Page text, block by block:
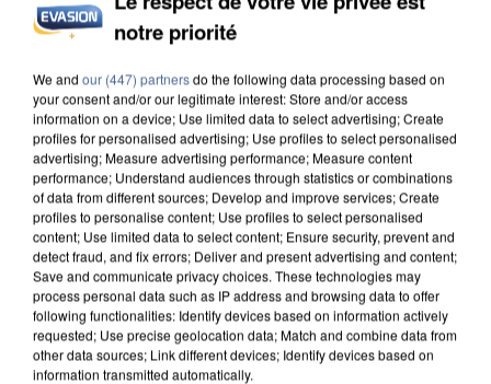
INCENDIES : L’ÎLE-DE-FRANCE LANCE UN ÉLAN
DE SOLIDARITÉ AVEC LES...
notre priorité
We and our (447) partnersdo the following data processing based on
your consent and/or our legitimate interest: Store and/or access
information on a device; Use limited data to select advertising; Create
profiles for personalised advertising; Use profiles to select personalised
advertising; Measure advertising performance; Measure content
performance; Understand audiences through statistics or combinations
of data from different sources; Develop and improve services; Create
profiles to personalise content; Use profiles to select personalised
content; Use limited data to select content; Ensure security, prevent and
detect fraud, and fix errors; Deliver and present advertising and content;
Save and communicate privacy choices. These technologies may
process personal data such as IP address and browsing data to offer
following functionalities: Identify devices based on information actively
requested; Use precise geolocation data; Match and combine data from
other data sources; Link different devices; Identify devices based on
information transmitted automatically.